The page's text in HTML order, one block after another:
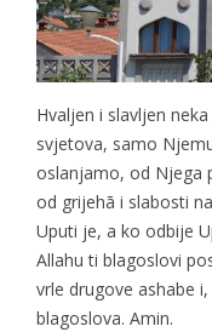
Hvaljen i slavljen
svjetova, samo
oslanjamo, od Njega
od grijehā i slabosti
Uputi je, a ko odbije
Allahu ti blagoslovi
vrle drugove ashabe
blagoslova. Amin.